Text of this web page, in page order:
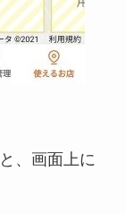
、画面上に